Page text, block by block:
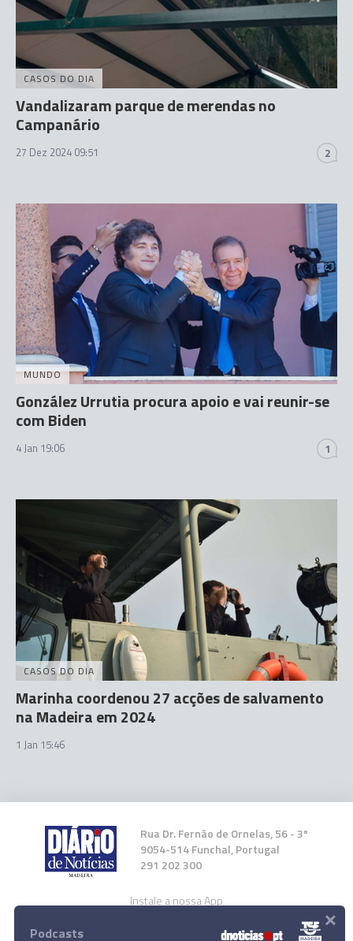
CASOS DO DIA
Vandalizaram parque de merendas no
Campanário
27 Dez 2024 09:51 2
MUNDO
González Urrutia procura apoio e vai reunir-se
com Biden
4 Jan 19:06 1
CASOS DO DIA
Marinha coordenou 27 acções de salvamento
na Madeira em 2024
1 Jan 15:46
Rua Dr. Fernão de Ornelas, 56 - 3º
9054-514 Funchal, Portugal
291 202 300
Instale a nossa App
Podcasts ×